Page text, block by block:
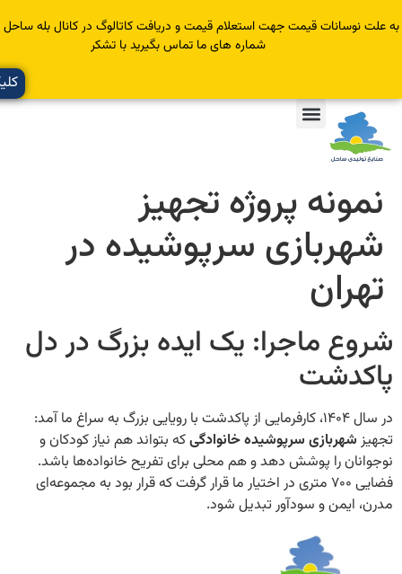
قیمت جهت استعلام قیمت و دریافت کاتالوگ در کانال بله ساحل عضو یا با
شماره های ما تماس بگیرید با تشکر
کلیک کنید
پروژه تجهیز
سرپوشیده در
ماجرا: یک ایده بزرگ در دل
در سال ۱۴۰۴، کارفرمایی از پاکدشت با رویایی بزرگ به سراغ ما آمد:
سرپوشیده خانوادگیکه بتواند هم نیاز کودکان و
را پوشش دهد و هم محلی برای تفریح خانواده‌ها باشد.
فضایی ۷۰۰ متری در اختیار ما قرار گرفت که قرار بود به مجموعه‌ای
و سودآور تبدیل شود.